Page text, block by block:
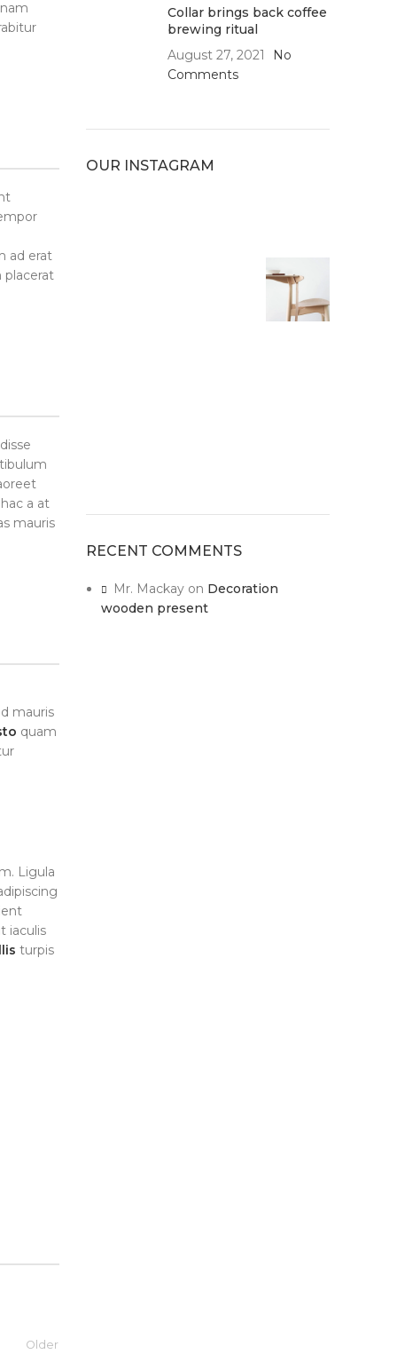
ad erat
placerat
a at
mauris
mauris
quam
Ligula
iaculis
turpis
Older
Collar brings back coffee
brewing ritual
August 27, 2021
No
Comments
OUR INSTAGRAM
RECENT COMMENTS
Mr. Mackayon Decoration
wooden present